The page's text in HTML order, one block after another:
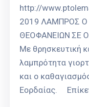
http://
2019 ΛΑΜΠΡΟΣ
ΘΕΟΦΑΝΕΙΩΝ
Με θρησκευτική
λαμπρότητα
και ο
Εορδαίας.